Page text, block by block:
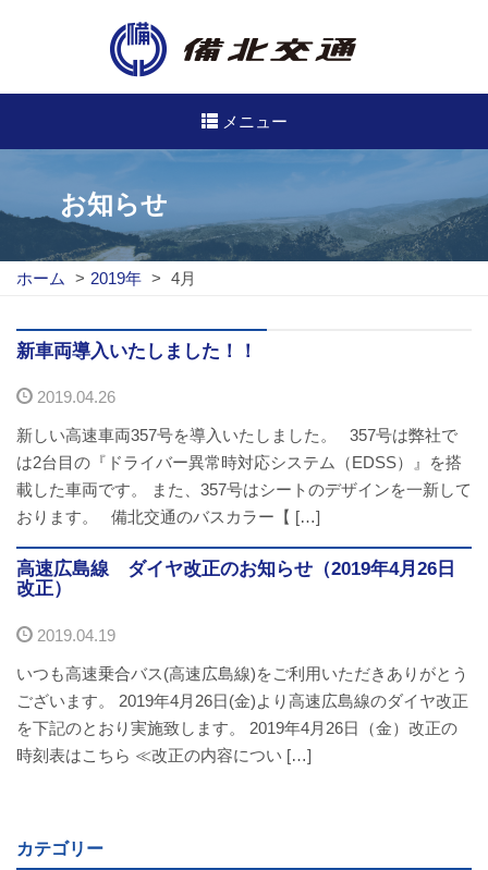
メニュー
高速バス
路線バス
路線図
定期券について
バスのご利用方法
バスパックについて
貸切バス・旅行業
三次市交通観光センター
企業情報
企業情報
お知らせ
ホーム > 2019年 > 4月
新車両導入いたしました！！
2019.04.26
新しい高速車両357号を導入いたしました。 357号は弊社で
は2台目の『ドライバー異常時対応システム（EDSS）』を搭
載した車両です。 また、357号はシートのデザインを一新して
おります。 備北交通のバスカラー【 […]
高速広島線 ダイヤ改正のお知らせ（2019年4月26日
改正）
2019.04.19
いつも高速乗合バス(高速広島線)をご利用いただきありがとう
ございます。 2019年4月26日(金)より高速広島線のダイヤ改正
を下記のとおり実施致します。 2019年4月26日（金）改正の
時刻表はこちら ≪改正の内容につい […]
カテゴリー